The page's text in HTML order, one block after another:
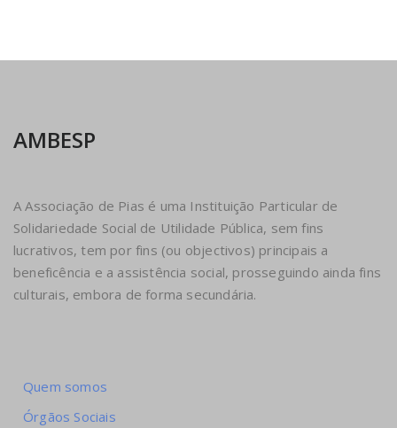
AMBESP
A Associação de Pias é uma Instituição Particular de
Solidariedade Social de Utilidade Pública, sem fins
lucrativos, tem por fins (ou objectivos) principais a
beneficência e a assistência social, prosseguindo ainda fins
culturais, embora de forma secundária.
Quem somos
Órgãos Sociais